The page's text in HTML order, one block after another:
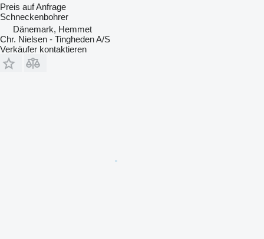
Preis auf Anfrage
Schneckenbohrer
Dänemark, Hemmet
Chr. Nielsen - Tingheden A/S
Verkäufer kontaktieren